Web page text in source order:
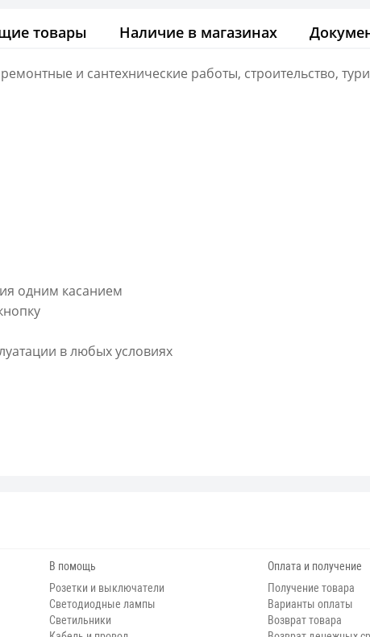
товары Наличие в магазинах
и сантехнические работы, строительство,
одним касанием
в любых условиях
В помощь
Розетки и выключатели
Светодиодные лампы
Светильники
Оплата и получение
Получение товара
Варианты оплаты
Возврат товара